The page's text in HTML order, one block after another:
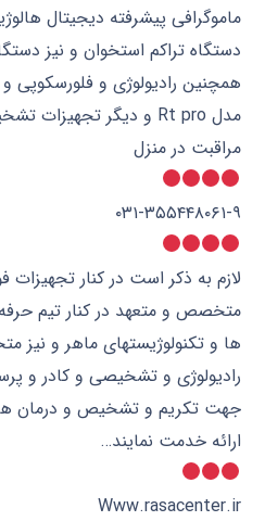
ماموگرافی پیشرفته دیجیتال
دستگاه تراکم استخوان و نیز
همچنین رادیولوژی و فلورسکوپی
مراقبت در منزل
۰۳۱-۳۵۵۴۴۸۰۶۱-۹
لازم به ذکر است در‌ کنار
متخصص و متعهد در کنار تیم
ها و تکنولوژیستهای ماهر و نیز
رادیولوژی و تشخیصی و کادر و
جهت تکریم و تشخیص و درمان هر
ارائه خدمت نمایند…
Www.rasacenter.ir